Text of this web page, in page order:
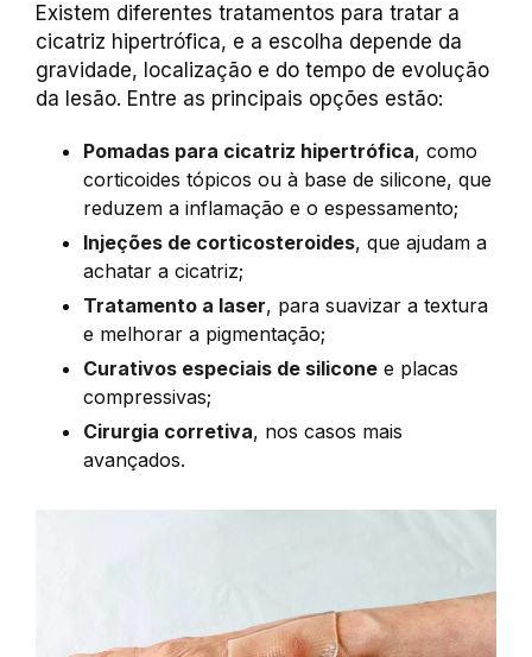
Existem diferentes tratamentos para tratar a
cicatriz hipertrófica, e a escolha depende da
gravidade, localização e do tempo de evolução
da lesão. Entre as principais opções estão:
Pomadas para cicatriz hipertrófica, como
corticoides tópicos ou à base de silicone, que
reduzem a inflamação e o espessamento;
Injeções de corticosteroides, que ajudam a
achatar a cicatriz;
Tratamento a laser, para suavizar a textura
e melhorar a pigmentação;
Curativos especiais de silicone e placas
compressivas;
Cirurgia corretiva, nos casos mais
avançados.